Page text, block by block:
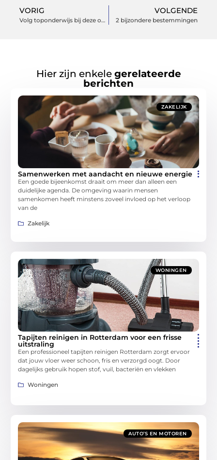
VORIG
Volg toponderwijs bij deze opleiding tot life coach
VOLGENDE
2 bijzondere bestemmingen
Hier zijn enkele gerelateerde
berichten
ZAKELIJK
Samenwerken met aandacht en nieuwe energie
Een goede bijeenkomst draait om meer dan alleen een
duidelijke agenda. De omgeving waarin mensen
samenkomen heeft minstens zoveel invloed op het verloop
van de
Zakelijk
WONINGEN
Tapijten reinigen in Rotterdam voor een frisse
uitstraling
Een professioneel tapijten reinigen Rotterdam zorgt ervoor
dat jouw vloer weer schoon, fris en verzorgd oogt. Door
dagelijks gebruik hopen stof, vuil, bacteriën en vlekken
Woningen
AUTO’S EN MOTOREN